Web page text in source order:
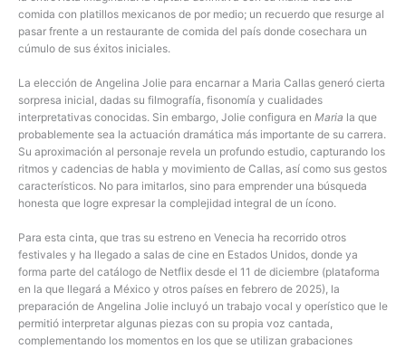
comida con platillos mexicanos de por medio; un recuerdo que resurge al
pasar frente a un restaurante de comida del país donde cosechara un
cúmulo de sus éxitos iniciales.
La elección de Angelina Jolie para encarnar a Maria Callas generó cierta
sorpresa inicial, dadas su filmografía, fisonomía y cualidades
interpretativas conocidas. Sin embargo, Jolie configura en Maria la que
probablemente sea la actuación dramática más importante de su carrera.
Su aproximación al personaje revela un profundo estudio, capturando los
ritmos y cadencias de habla y movimiento de Callas, así como sus gestos
característicos. No para imitarlos, sino para emprender una búsqueda
honesta que logre expresar la complejidad integral de un ícono.
Para esta cinta, que tras su estreno en Venecia ha recorrido otros
festivales y ha llegado a salas de cine en Estados Unidos, donde ya
forma parte del catálogo de Netflix desde el 11 de diciembre (plataforma
en la que llegará a México y otros países en febrero de 2025), la
preparación de Angelina Jolie incluyó un trabajo vocal y operístico que le
permitió interpretar algunas piezas con su propia voz cantada,
complementando los momentos en los que se utilizan grabaciones